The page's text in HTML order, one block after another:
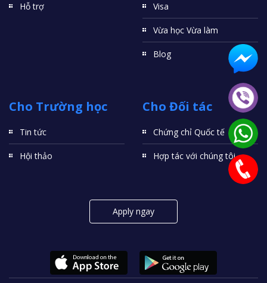
Hỗ trợ Visa
Vừa học Vừa làm
Blog
Cho Trường học
Tin tức
Hội thảo
Cho Đối tác
Chứng chỉ Quốc tế
Hợp tác với chúng tôi
Apply ngay